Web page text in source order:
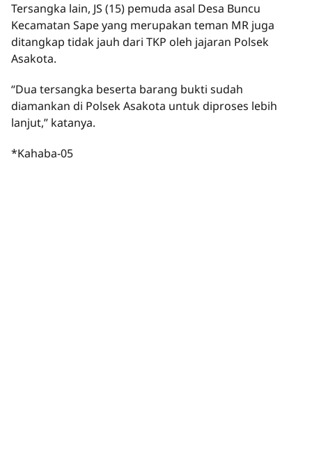
Tersangka lain, JS (15) pemuda asal Desa Buncu
Kecamatan Sape yang merupakan teman MR juga
ditangkap tidak jauh dari TKP oleh jajaran Polsek
Asakota.
“Dua tersangka beserta barang bukti sudah
diamankan di Polsek Asakota untuk diproses lebih
lanjut,” katanya.
*Kahaba-05